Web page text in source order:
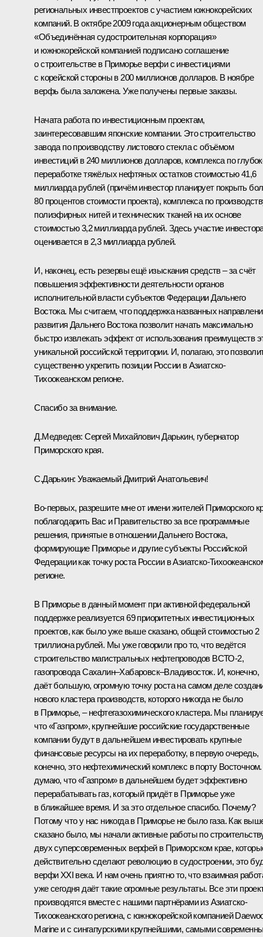
региональных инвестпроектов с участием южнокорейских
компаний. В октябре 2009 года акционерным обществом
«Объединённая судостроительная корпорация»
и южнокорейской компанией подписано соглашение
о строительстве в Приморье верфи с инвестициями
с корейской стороны в 200 миллионов долларов. В ноябре
верфь была заложена. Уже получены первые заказы.
Начата работа по инвестиционным проектам,
заинтересовавшим японские компании. Это строительство
завода по производству листового стекла с объёмом
инвестиций в 240 миллионов долларов, комплекса по
переработке тяжёлых нефтяных остатков стоимостью 41,6
миллиарда рублей (причём инвестор планирует покрыть
80 процентов стоимости проекта), комплекса по
полиэфирных нитей и технических тканей на их основе
стоимостью 3,2 миллиарда рублей. Здесь участие
оценивается в 2,3 миллиарда рублей.
И, наконец, есть резервы ещё изыскания средств – за счёт
повышения эффективности деятельности органов
исполнительной власти субъектов Федерации Дальнего
Востока. Мы считаем, что поддержка названных
развития Дальнего Востока позволит начать максимально
быстро извлекать эффект от использования преимуществ
уникальной российской территории. И, полагаю, это
существенно укрепить позиции России в Азиатско-
Тихоокеанском регионе.
Спасибо за внимание.
Д.Медведев: Сергей Михайлович Дарькин, губернатор
Приморского края.
С.Дарькин: Уважаемый Дмитрий Анатольевич!
Во‑первых, разрешите мне от имени жителей Приморского
поблагодарить Вас и Правительство за все программные
решения, принятые в отношении Дальнего Востока,
формирующие Приморье и другие субъекты Российской
Федерации как точку роста России в Азиатско-
регионе.
В Приморье в данный момент при активной федеральной
поддержке реализуется 69 приоритетных инвестиционных
проектов, как было уже выше сказано, общей стоимостью 2
триллиона рублей. Мы уже говорили про то, что ведётся
строительство магистральных нефтепроводов ВСТО-2,
газопровода Сахалин–Хабаровск–Владивосток. И, конечно,
даёт большую, огромную точку роста на самом деле
нового кластера производств, которого никогда не было
в Приморье, – нефтегазохимического кластера. Мы
что «Газпром», крупнейшие российские государственные
компании будут в дальнейшем инвестировать крупные
финансовые ресурсы на их переработку, в первую очередь,
конечно, это нефтехимический комплекс в порту
думаю, что «Газпром» в дальнейшем будет эффективно
перерабатывать газ, который придёт в Приморье уже
в ближайшее время. И за это отдельное спасибо. Почему?
Потому что у нас никогда в Приморье не было газа. Как
сказано было, мы начали активные работы по
двух суперсовременных верфей в Приморском крае,
действительно сделают революцию в судостроении, это
верфи XXI века. И нам очень приятно то, что взаимная
уже сегодня даёт такие огромные результаты. Все эти
производятся вместе с нашими партнёрами из Азиатско-
Тихоокеанского региона, с южнокорейской компанией
Marine и с сингапурскими крупнейшими, самыми